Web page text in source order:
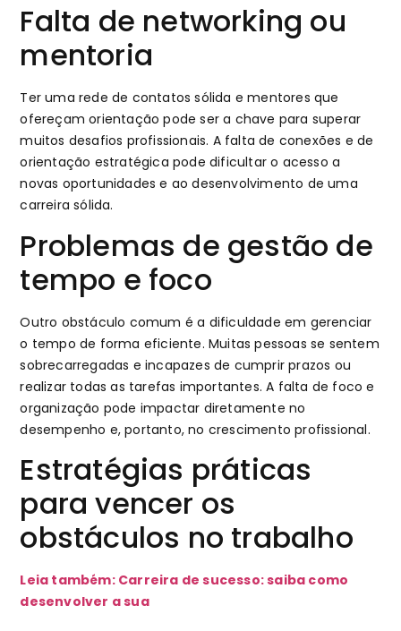
Falta de networking ou
mentoria
Ter uma rede de contatos sólida e mentores que
ofereçam orientação pode ser a chave para superar
muitos desafios profissionais. A falta de conexões e de
orientação estratégica pode dificultar o acesso a
novas oportunidades e ao desenvolvimento de uma
carreira sólida.
Problemas de gestão de
tempo e foco
Outro obstáculo comum é a dificuldade em gerenciar
o tempo de forma eficiente. Muitas pessoas se sentem
sobrecarregadas e incapazes de cumprir prazos ou
realizar todas as tarefas importantes. A falta de foco e
organização pode impactar diretamente no
desempenho e, portanto, no crescimento profissional.
Estratégias práticas
para vencer os
obstáculos no trabalho
Leia também: Carreira de sucesso: saiba como
desenvolver a sua